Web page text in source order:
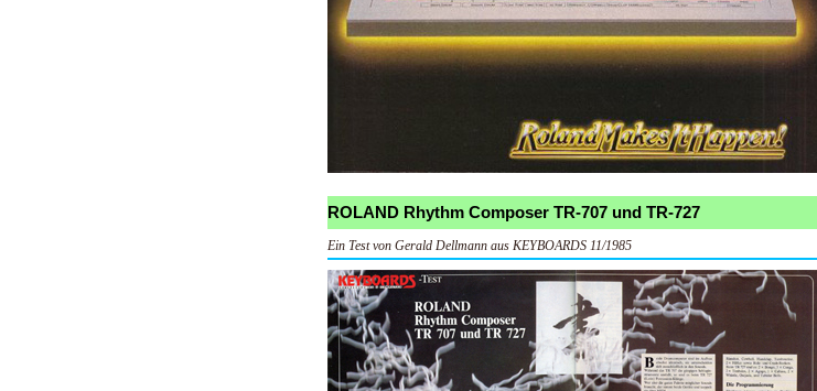
ROLAND Rhythm Composer TR-707 und TR-727
Ein Test von Gerald Dellmann aus KEYBOARDS 11/1985